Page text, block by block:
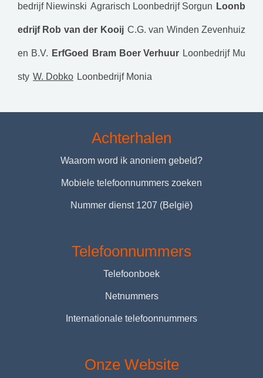
bedrijf Niewinski Agrarisch Loonbedrijf Sorgun Loonb
edrijf Rob van der Kooij C.G. van Winden Zevenhuiz
en B.V. ErfGoed Bram Boer Verhuur Loonbedrijf Mu
sty W. Dobko Loonbedrijf Monia
Achterhalen
Waarom word ik anoniem gebeld?
Mobiele telefoonnummers zoeken
Nummer dienst 1207 (België)
Telefoonnummers
Telefoonboek
Netnummers
Internationale telefoonnummers
Onze Website